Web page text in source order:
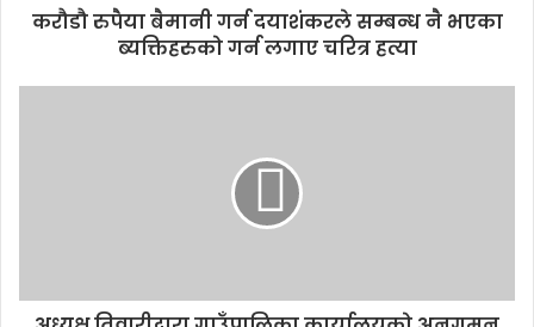
करौडौ रुपैया बैमानी गर्न दयाशंकरले सम्बन्ध नै भएका
ब्यक्तिहरुको गर्न लगाए चरित्र हत्या